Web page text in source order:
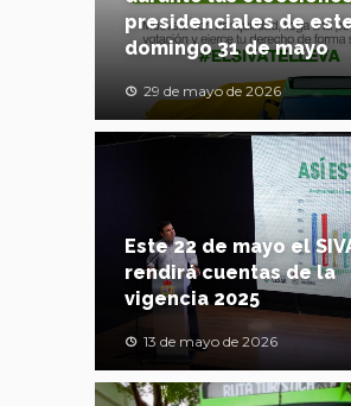
presidenciales de
domingo 31 de mayo
29 de mayo de 2026
Este 22 de mayo el
rendirá cuentas de la
vigencia 2025
13 de mayo de 2026